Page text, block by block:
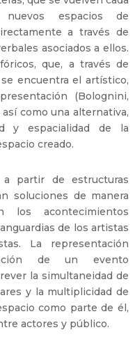
espacios de
a través de
asociados a ellos.
que, a través de
encuentra el artístico,
(Bolognini,
como una alternativa,
y espacialidad de la
creado.
a partir de estructuras
soluciones de manera
los acontecimientos
de los artistas
La representación
de un evento
la simultaneidad de
y la multiplicidad de
como parte de él,
actores y público.